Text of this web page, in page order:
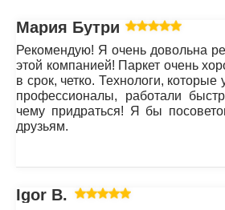
Мария Бутрим
Рекомендую! Я очень довольна
этой компанией! Паркет очень
в срок, четко. Технологи, которые
профессионалы, работали
чему придраться! Я бы
друзьям.
Igor B.